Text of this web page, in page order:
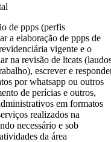
de ppps (perfis
a elaboração de ppps de
vigente e o
na revisão de ltcats
escrever e
por whatsapp ou outros
de perícias e outros,
em formatos
realizados na
necessário e sob
da área